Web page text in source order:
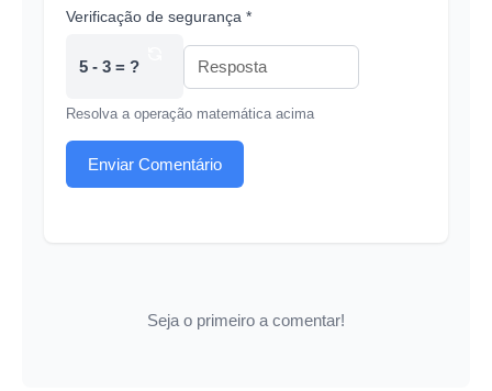
Verificação de segurança *
5 - 3 = ?
Resolva a operação matemática acima
Enviar Comentário
Seja o primeiro a comentar!